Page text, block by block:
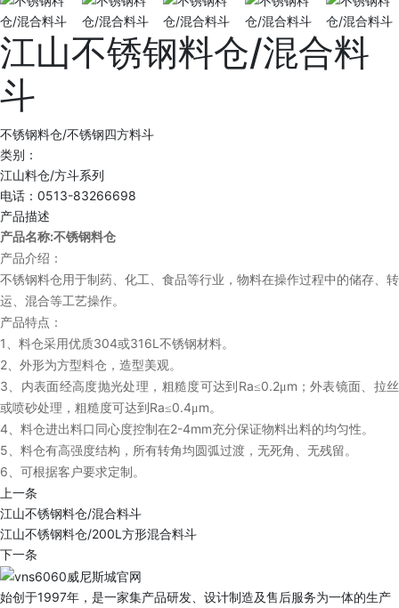
江山不锈钢料仓/混合料
斗
不锈钢料仓/不锈钢四方料斗
类别：
江山料仓/方斗系列
电话：0513-83266698
产品描述
产品名称:不锈钢料仓
产品介绍：
不锈钢料仓用于制药、化工、食品等行业，物料在操作过程中的储存、转
运、混合等工艺操作。
产品特点：
1 、料仓采用优质304或316L 不锈钢材料。
2、外形为方型料仓，造型美观。
3、内表面经高度抛光处理，粗糙度可达到 Ra≤0.2μm ；外表镜面、拉丝
或喷砂处理，粗糙度可达到 Ra≤0.4μm。
4、料仓进出料口同心度控制在2-4mm充分保证物料出料的均匀性。
5、料仓有高强度结构，所有转角均圆弧过渡，无死角、无残留。
6、可根据客户要求定制。
上一条
江山不锈钢料仓/混合料斗
江山不锈钢料仓/200L方形混合料斗
下一条
始创于1997年，是一家集产品研发、设计制造及售后服务为一体的生产